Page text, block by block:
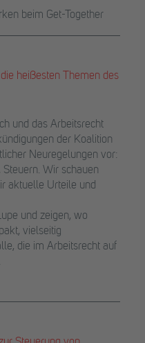
beim Get-Together
heißesten Themen des
und das Arbeitsrecht
der Koalition
Neuregelungen vor:
Steuern. Wir schauen
aktuelle Urteile und
und zeigen, wo
vielseitig
die im Arbeitsrecht auf